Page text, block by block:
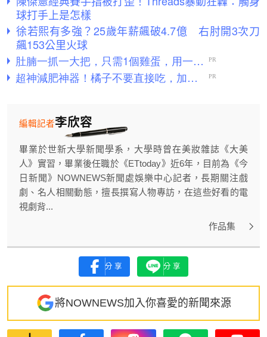
球打手上是怎樣
徐若熙有多強？25歲年薪飆破4.7億 右肘開3次刀
飆153公里火球
李欣容
編輯記者
畢業於世新大學新聞學系，大學時曾在美妝雜誌《大美
人》實習，畢業後任職於《ETtoday》近6年，目前為《今
日新聞》NOWNEWS新聞處娛樂中心記者，長期關注戲
劇、名人相關動態，擅長撰寫人物專訪，在這些好看的電
視劇背...
作品集
分享 分享
將NOWNEWS加入你喜愛的新聞來源